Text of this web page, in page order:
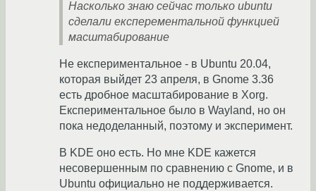
Насколько знаю сейчас только ubuntu
сделали експерементальной функцией
масштабирование
Не експериментальное - в Ubuntu 20.04,
которая выйдет 23 апреля, в Gnome 3.36
есть дробное масштабирование в Xorg.
Експериментальное было в Wayland, но он
пока недоделанный, поэтому и эксперимент.
В KDE оно есть. Но мне KDE кажется
несовершенным по сравнению с Gnome, и в
Ubuntu официально не поддерживается.